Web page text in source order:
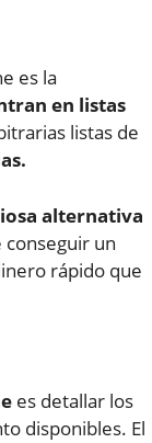
es la
en listas
listas de
alternativa
un
rápido que
es detallar los
disponibles. El